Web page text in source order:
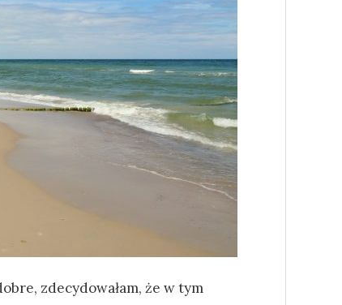
zdecydowałam, że w tym